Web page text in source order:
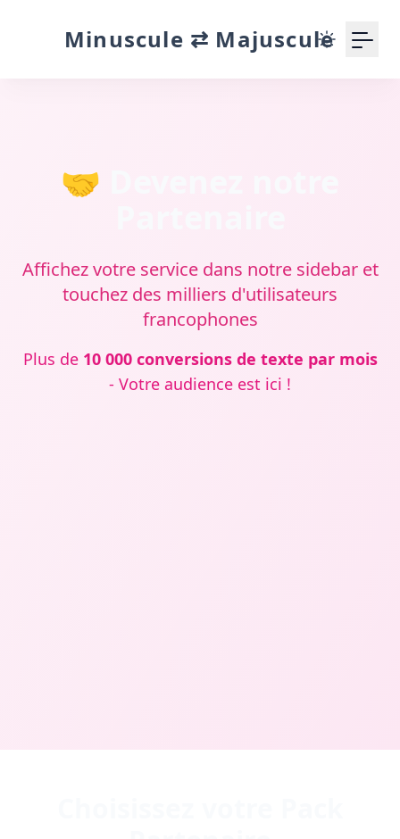
Minuscule ⇄ Majuscule
🤝 Devenez notre
Affichez votre service dans notre sidebar et
touchez des milliers d'utilisateurs
francophones
Plus de 10 000 conversions de texte par mois
- Votre audience est ici !